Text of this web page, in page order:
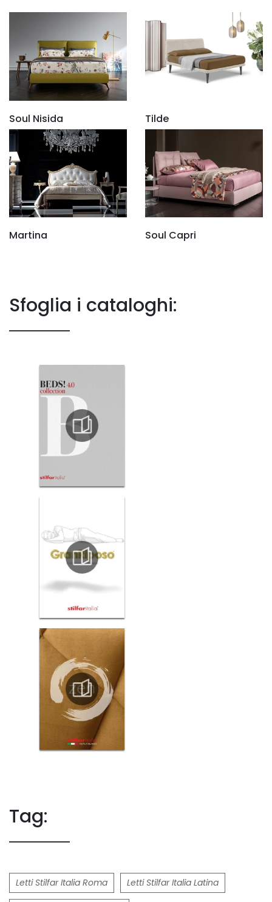
Soul Nisida Tilde
Martina Soul Capri
Sfoglia i cataloghi:
Tag:
Letti Stilfar Italia Roma Letti Stilfar Italia Latina